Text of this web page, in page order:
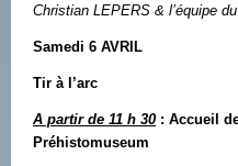
Christian LEPERS & l’équipe
Samedi 6 AVRIL
Tir à l’arc
A partir de 11 h 30 : Accueil
Préhistomuseum